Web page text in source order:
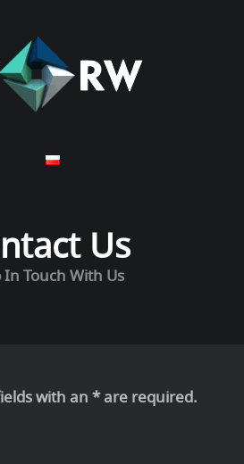
Us
In Touch With Us
with an * are required.